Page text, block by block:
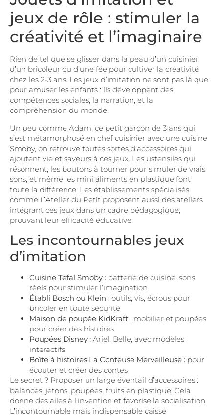
jeux de rôle : stimuler la
créativité et l’imaginaire
Rien de tel que se glisser dans la peau d’un cuisinier,
d’un bricoleur ou d’une fée pour cultiver la créativité
chez les 2-3 ans. Les jeux d’imitation ne sont pas là que
pour amuser les enfants : ils développent des
compétences sociales, la narration, et la
compréhension du monde.
Un peu comme Adam, ce petit garçon de 3 ans qui
s’est métamorphosé en chef cuisinier avec une cuisine
Smoby, on retrouve toutes sortes d’accessoires qui
ajoutent vie et saveurs à ces jeux. Les ustensiles qui
résonnent, les boutons à tourner pour simuler de vrais
sons, et même les mini aliments en plastique font
toute la différence. Les établissements spécialisés
comme L’Atelier du Petit proposent aussi des ateliers
intégrant ces jeux dans un cadre pédagogique,
prouvant leur efficacité éducative.
Les incontournables jeux
d’imitation
Cuisine Tefal Smoby : batterie de cuisine, sons
réels pour stimuler l’imagination
Établi Bosch ou Klein : outils, vis, écrous pour
bricoler en toute sécurité
Maison de poupée KidKraft : mobilier et poupées
pour créer des histoires
Poupées Disney : Ariel, Belle, avec modèles
interactifs
Boîte à histoires La Conteuse Merveilleuse : pour
écouter et créer des contes
Le secret ? Proposer un large éventail d’accessoires :
balances, jetons, poupées, fruits en plastique. Cela
donne des ailes à l’invention et favorise la socialisation.
L’incontournable mais indispensable caisse